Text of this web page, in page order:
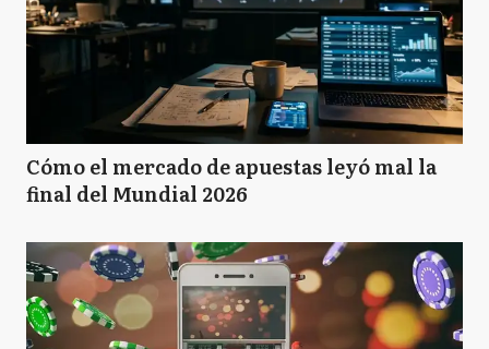
Cómo el mercado de apuestas leyó mal la
final del Mundial 2026